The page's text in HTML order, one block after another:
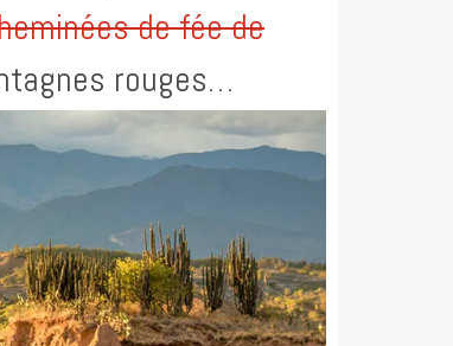
de fée de
rouges…